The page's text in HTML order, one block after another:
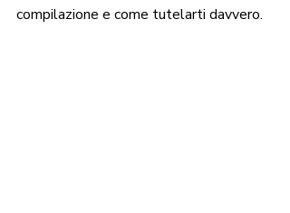
compilazione e come tutelarti davvero.